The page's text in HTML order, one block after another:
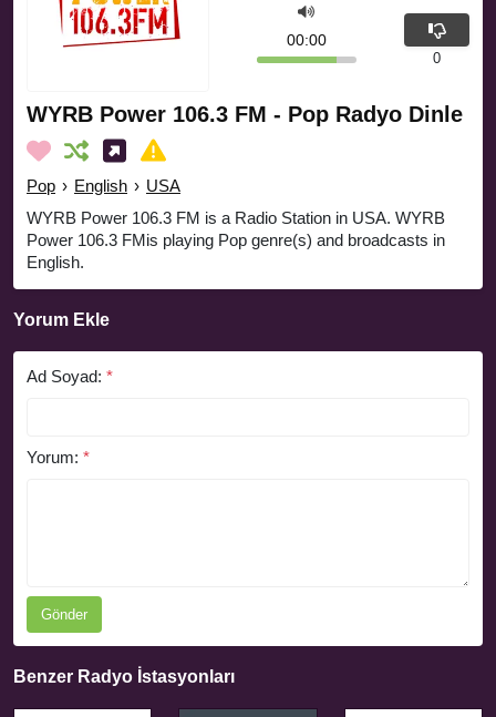
WYRB Power 106.3 FM - Pop Radyo Dinle
Pop › English › USA
WYRB Power 106.3 FM is a Radio Station in USA. WYRB
Power 106.3 FMis playing Pop genre(s) and broadcasts in
English.
00:00
0
Yorum Ekle
Ad Soyad: *
Yorum: *
Gönder
Benzer Radyo İstasyonları